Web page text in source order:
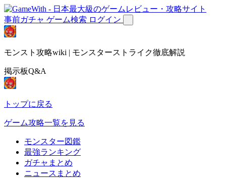
事前ガチャ ゲーム検索 ログイン
モンスト攻略wiki | モンスターストライク徹底解説
掲示板Q&A
トップに戻る
ゲーム攻略一覧を見る
モンスター図鑑
最強ランキング
ガチャまとめ
ニュースまとめ